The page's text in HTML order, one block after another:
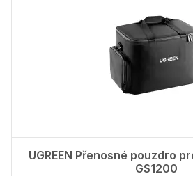
UGREEN Přenosné pouzdro
GS1200